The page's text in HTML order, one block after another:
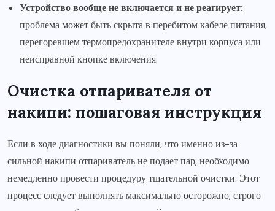
Устройство вообще не включается и не реагирует:
проблема может быть скрыта в перебитом кабеле питания,
перегоревшем термопредохранителе внутри корпуса или
неисправной кнопке включения.
Очистка отпаривателя от
накипи: пошаговая инструкция
Если в ходе диагностики вы поняли, что именно из-за
сильной накипи отпариватель не подает пар, необходимо
немедленно провести процедуру тщательной очистки. Этот
процесс следует выполнять максимально осторожно, строго